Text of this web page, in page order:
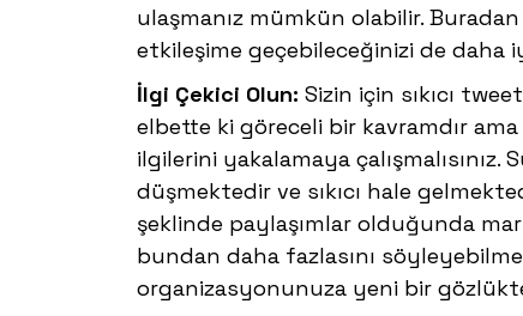
ulaşmanız mümkün olabilir.
etkileşime geçebileceğinizi de daha
İlgi Çekici Olun: Sizin için sıkıcı
elbette ki göreceli bir kavramdır
ilgilerini yakalamaya
düşmektedir ve sıkıcı hale
şeklinde paylaşımlar olduğunda
bundan daha fazlasını
organizasyonunuza yeni bir